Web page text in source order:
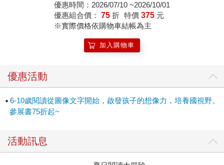
優惠時間：2026/07/10 ~2026/10/01
優惠組合價： 75 折 特價 375 元
※實際價格依購物車結帳為主
加入購物車
優惠活動
6-10歲閱讀從圖像文字開始，啟發孩子的想像力，培養國視野。
參展書75折起~
活動訊息